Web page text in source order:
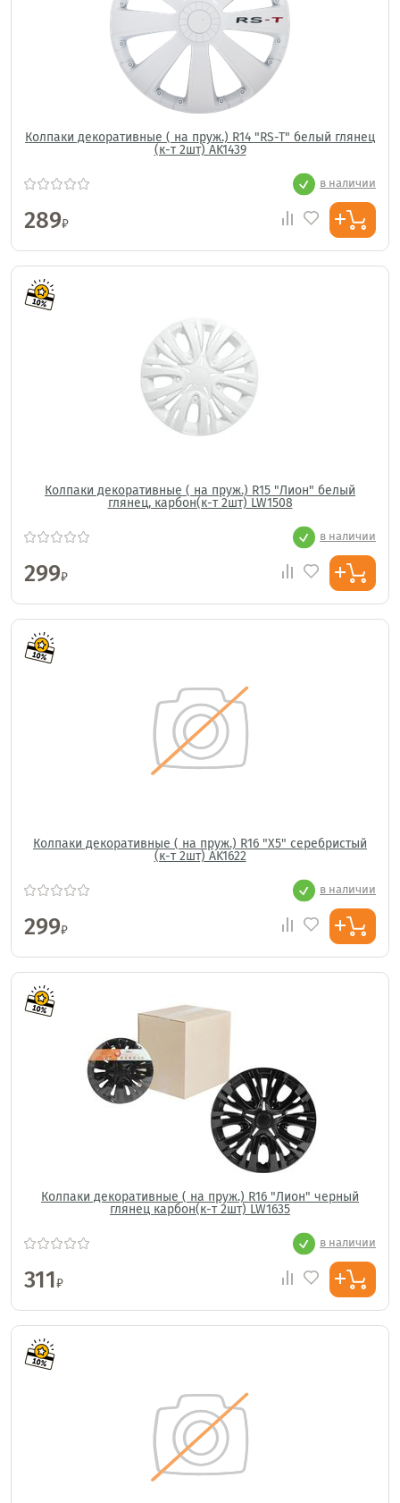
Колпаки декоративные ( на пруж.) R14 "RS-T" белый глянец
(к-т 2шт) AK1439
в наличии
289₽
Колпаки декоративные ( на пруж.) R15 "Лион" белый
глянец, карбон(к-т 2шт) LW1508
в наличии
299₽
Колпаки декоративные ( на пруж.) R16 "Х5" серебристый
(к-т 2шт) AK1622
в наличии
299₽
Колпаки декоративные ( на пруж.) R16 "Лион" черный
глянец карбон(к-т 2шт) LW1635
в наличии
311₽